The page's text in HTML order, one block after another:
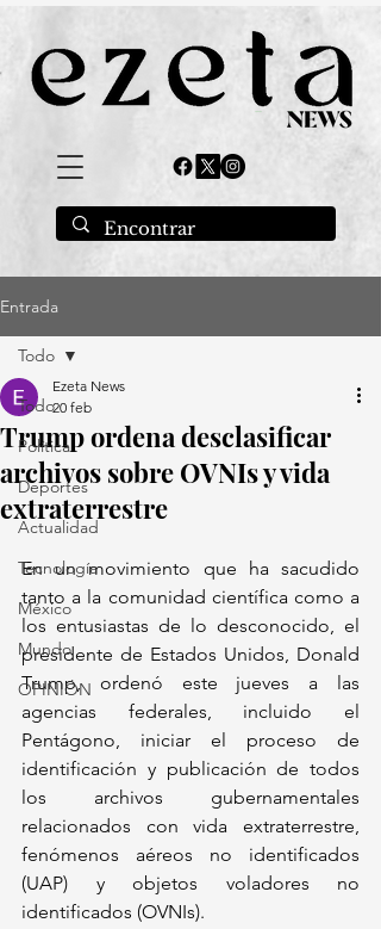
Entrada
Todo
Política
Deportes
Actualidad
Tecnología
México
Mundo
OPINIÓN
Todo
Trump ordena desclasificar
archivos sobre OVNIs y vida
extraterrestre
Ezeta News
20 feb
En un movimiento que ha sacudido
tanto a la comunidad científica como a
los entusiastas de lo desconocido, el
presidente de Estados Unidos, Donald
Trump, ordenó este jueves a las
agencias federales, incluido el
Pentágono, iniciar el proceso de
identificación y publicación de todos
los archivos gubernamentales
relacionados con vida extraterrestre,
fenómenos aéreos no identificados
(UAP) y objetos voladores no
identificados (OVNIs).